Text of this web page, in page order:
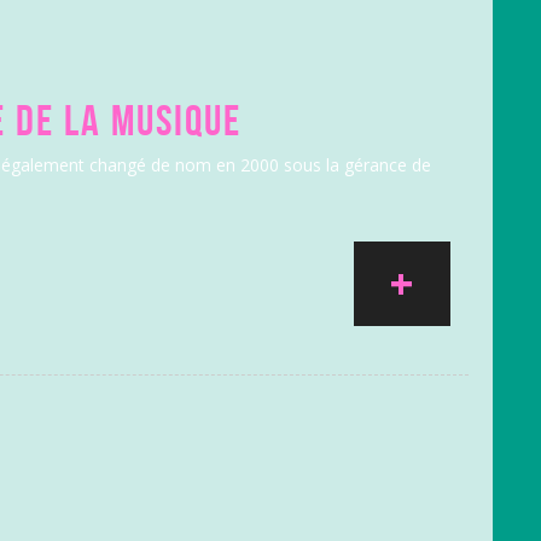
LA MUSIQUE
changé de nom en 2000 sous la gérance de
+